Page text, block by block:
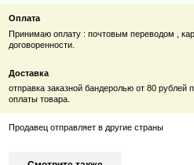
Оплата
Принимаю оплату : почтовым переводом ,
договоренности.
Доставка
отправка заказной бандеролью от 80
оплаты товара.
Продавец отправляет в другие страны